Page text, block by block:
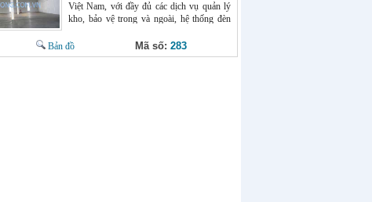
Việt Nam, với đầy đủ các dịch vụ quản lý
kho, bảo vệ trong và ngoài, hệ thống đèn
cho thuê kho ngoại quan và kho thường, xe
công ra vào 24/24h. giá thuê 2,5
Bản đồ Mã số: 283